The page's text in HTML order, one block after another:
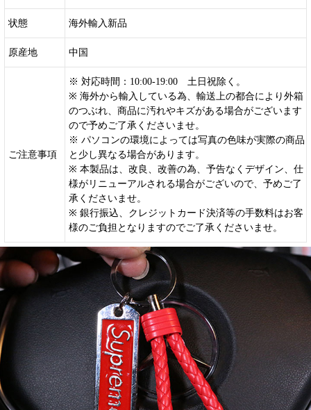
状態 海外輸入新品
原産地 中国
ご注意事項
※ 対応時間：10:00-19:00 土日祝除く。
※ 海外から輸入している為、輸送上の都合により外箱
のつぶれ、商品に汚れやキズがある場合がございます
ので予めご了承くださいませ。
※ パソコンの環境によっては写真の色味が実際の商品
と少し異なる場合があります。
※ 本製品は、改良、改善の為、予告なくデザイン、仕
様がリニューアルされる場合がございので、予めご了
承くださいませ。
※ 銀行振込、クレジットカード決済等の手数料はお客
様のご負担となりますのでご了承くださいませ。